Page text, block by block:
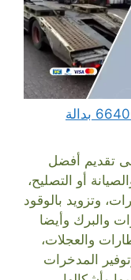
ونش كرين سطحة ام الهيمان 66400336 بدالة
تقديم أفضل
أو التصليح،
وتزويد بالوقود
والبرك وأيضا
والعجلات،
المدخرات